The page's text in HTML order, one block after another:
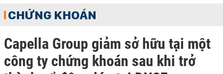
CHỨNG KHOÁN
Capella Group giảm sở hữu tại một
công ty chứng khoán sau khi trở